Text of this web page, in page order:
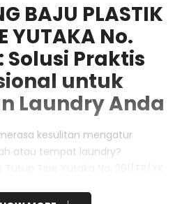
BAJU PLASTIK
YUTAKA No.
Solusi Praktis
untuk
Laundry Anda
kesulitan mengatur
atau tempat laundry?